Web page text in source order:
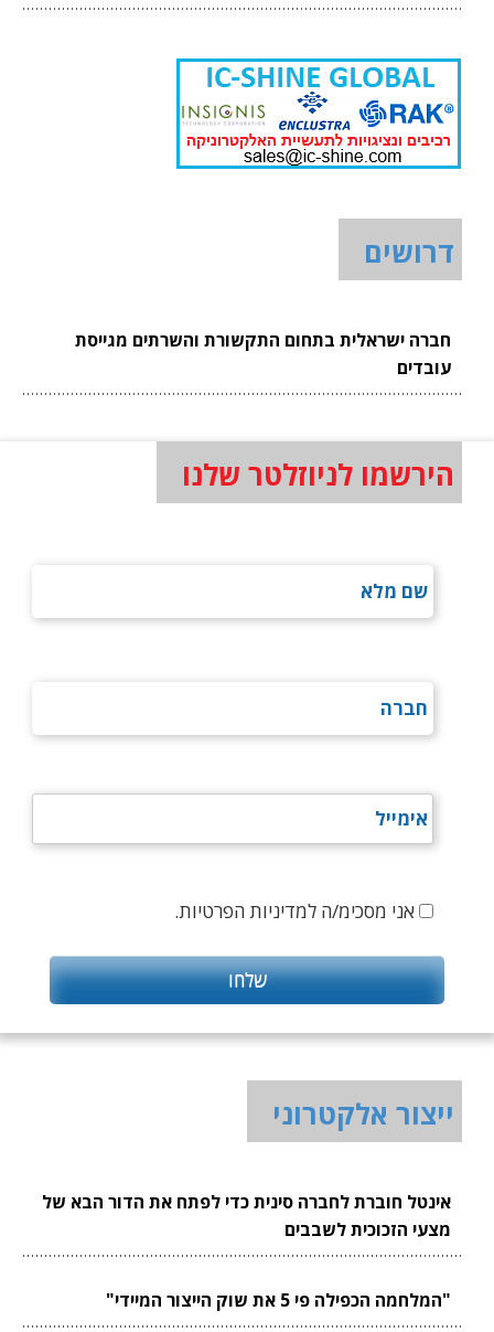
דרושים
חברה ישראלית בתחום התקשורת והשרתים מגייסת
עובדים
הירשמו לניוזלטר שלנו
אני מסכימ/ה למדיניות הפרטיות.
ייצור אלקטרוני
אינטל חוברת לחברה סינית כדי לפתח את הדור הבא של
מצעי הזכוכית לשבבים
"המלחמה הכפילה פי 5 את שוק הייצור המיידי"